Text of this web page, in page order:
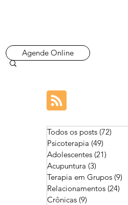
Agende Online
Todos os posts (72)
Psicoterapia (49)
Adolescentes (21)
Acupuntura (3)
Terapia em Grupos (9)
Relacionamentos (24)
Crônicas (9)